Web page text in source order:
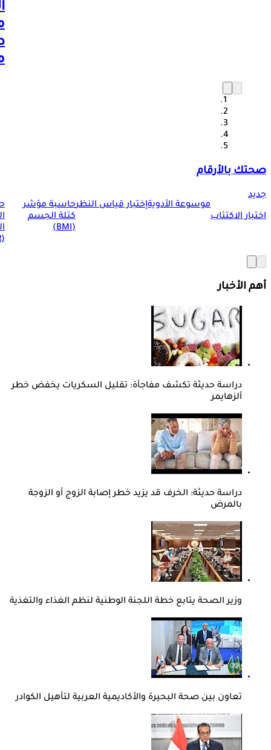
صحتك بالأرقام
جديد
اختبار الاكتئاب
موسوعة الأدويةإختبار قياس النظرحاسبة مؤشر
كتلة الجسم
(BMI)
(BMR)
أهم الأخبار
دراسة حديثة تكشف مفاجأة: تقليل السكريات يخفض خطر
ألزهايمر
دراسة حديثة: الخرف قد يزيد خطر إصابة الزوج أو الزوجة
بالمرض
وزير الصحة يتابع خطة اللجنة الوطنية لنظم الغذاء والتغذية
تعاون بين صحة البحيرة والأكاديمية العربية لتأهيل الكوادر